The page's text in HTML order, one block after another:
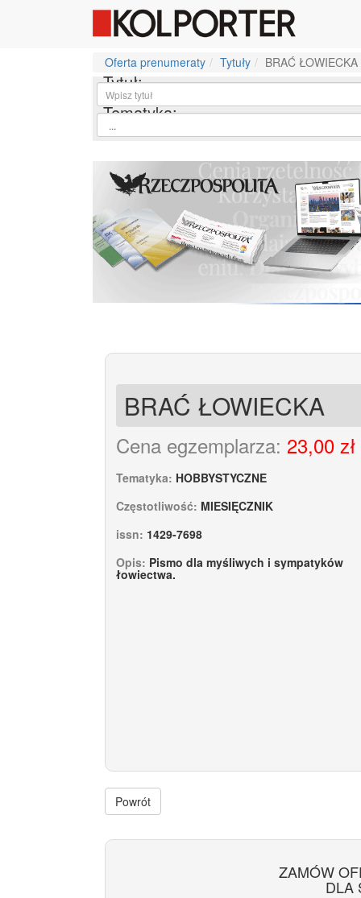
Oferta prenumeraty Tytuły BRAĆ ŁOWIECKA
Tytuł:
Tematyka:
BRAĆ ŁOWIECKA
Cena egzemplarza: 23,00 zł
Tematyka: HOBBYSTYCZNE
Częstotliwość: MIESIĘCZNIK
issn: 1429-7698
Opis: Pismo dla myśliwych i sympatyków
łowiectwa.
Powrót
ZAMÓW
DLA